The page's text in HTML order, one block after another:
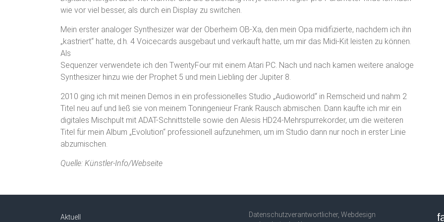
wie vor viel besser, als durch ein Display zu switchen.
Mein erster analoger Synthesizer war der Oberheim OB-Xa, den mein Opa midifizierte, nachdem ich ihn
„kastriert“ hatte, d.h. 4 Voicecards ausgebaut und verkauft hatte, um mir das Midi-Kit leisten zu können.
Als
Sequenzer verwendete ich den TwentyFour mit einem Atari PC. Nach und nach kamen weitere analoge
Synthesizer hinzu wie der Prophet 5 und mein Liebling der Jupiter 8.
2010 ging ich mit meinen Demos in ein professionelles Studio „Audioworld“ in Remscheid und nahm 2
Titel neu auf und ließ sie von meinem Toningenieur Frank Rausch abmischen. Dann kaufte ich mir ein
digitales Mischpult mit ADAT-Schnittstelle sowie den Alesis HD24-Mehrspurrekorder, um die weiteren
Titel für mein Album „Evolution“ professionell aufzunehmen, um im Studio dann nur noch in erster Linie
abzumischen.
Quelle: Künstler-Info/Webseite
Aktuell
Datenschutzverantwortlicher, Webdesign